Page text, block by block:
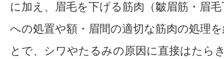
に加え、眉毛を下げる筋肉（皺眉筋・眉
への処置や額・眉間の適切な筋肉の処理
とで、シワやたるみの原因に直接はたら